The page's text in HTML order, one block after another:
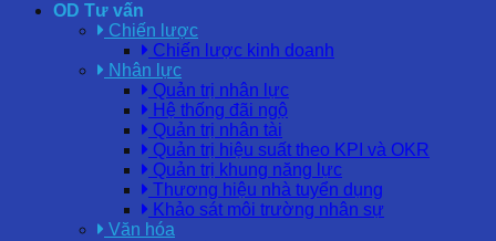
OD Tư vấn
Chiến lược
Chiến lược kinh doanh
Nhân lực
Quản trị nhân lực
Hệ thống đãi ngộ
Quản trị nhân tài
Quản trị hiệu suất theo KPI và OKR
Quản trị khung năng lực
Thương hiệu nhà tuyển dụng
Khảo sát môi trường nhân sự
Văn hóa